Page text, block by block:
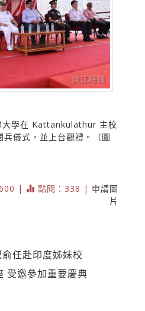
大學在 Kattankulathur 主校
儀式，並上台觀禮。（圖
| 點閱：338 | 申請圖
片
任赴印度姊妹校
受邀參加重要慶典